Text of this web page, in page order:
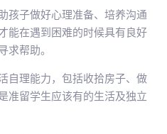
孩子做好心理准备、培养沟通
能在遇到困难的时候具有良好
求帮助。
自理能力，包括收拾房子、做
准留学生应该有的生活及独立